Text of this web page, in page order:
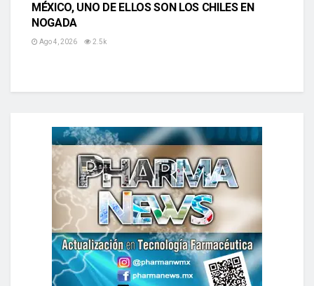
MÉXICO, UNO DE ELLOS SON LOS CHILES EN
NOGADA
Ago 4, 2026 2.5k